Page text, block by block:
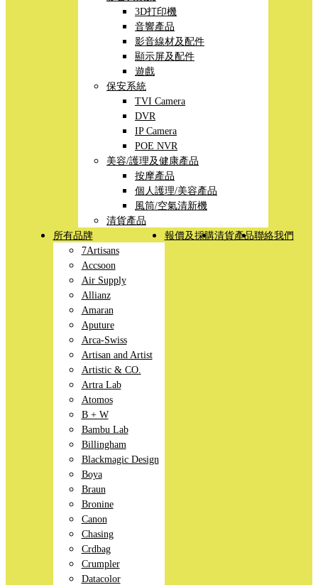
3D打印機
音響產品
影音線材及配件
顯示屏及配件
遊戲
保安系統
TVI Camera
DVR
IP Camera
POE NVR
美容/護理及健康產品
按摩產品
個人護理/美容產品
風筒/空氣清新機
清貨產品
所有品牌
7Artisans
Accsoon
Air Supply
Allianz
Amaran
Aputure
Arca-Swiss
Artisan and Artist
Artistic & CO.
Artra Lab
Atomos
B + W
Bambu Lab
Billingham
Blackmagic Design
Boya
Braun
Bronine
Canon
Chasing
Crdbag
Crumpler
Datacolor
報價及採購清貨產品聯絡我們